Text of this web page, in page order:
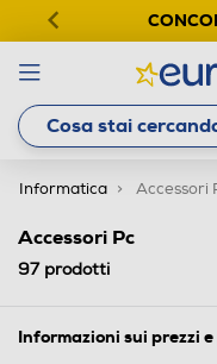
Informatica Accessori
Accessori Pc
97prodotti
Informazioni sui prezzi